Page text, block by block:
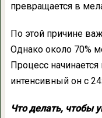
превращается в
По этой причине
Однако около 70%
Процесс
интенсивный он с
Что делать, чтобы